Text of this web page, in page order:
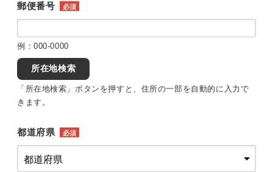
郵便番号 必須
例：000-0000
所在地検索
「所在地検索」ボタンを押すと、住所の一部を自動的に入力で
きます。
都道府県 必須